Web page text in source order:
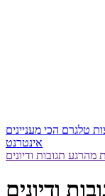
טלגרם הכי מעניינים
אינטרנט
מהרגע תגובות ודיונים
ודיונים